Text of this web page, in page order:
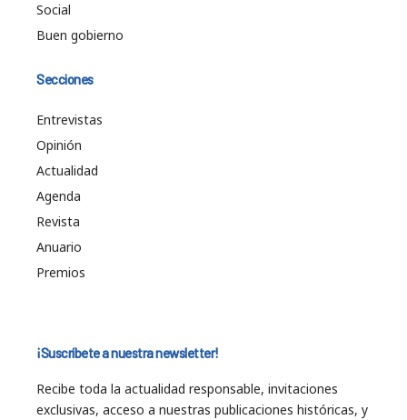
Social
Buen gobierno
Secciones
Entrevistas
Opinión
Actualidad
Agenda
Revista
Anuario
Premios
¡Suscríbete a nuestra newsletter!
Recibe toda la actualidad responsable, invitaciones
exclusivas, acceso a nuestras publicaciones históricas, y